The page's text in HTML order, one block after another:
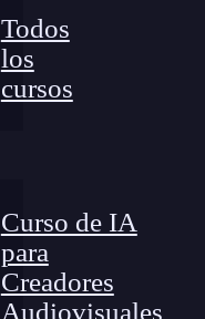
Todos
los
cursos
Curso de IA
para
Creadores
Audiovisuales